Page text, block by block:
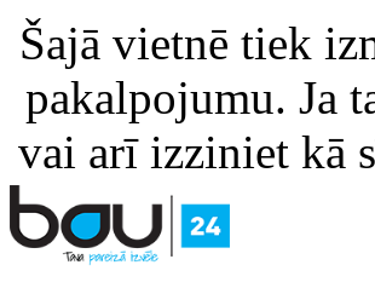
Šajā vietnē tiek
pakalpojumu. Ja
vai arī izziniet kā